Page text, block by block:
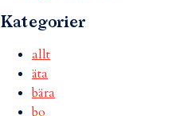
Kategorier
allt
äta
bära
bo